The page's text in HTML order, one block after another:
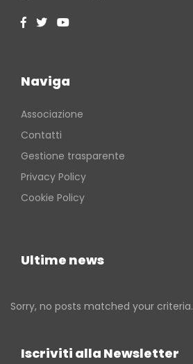
Naviga
Associazione
Contatti
Gestione trasparente
Privacy Policy
Cookie Policy
Ultime news
Sorry, no posts matched your criteria.
Iscriviti alla Newsletter